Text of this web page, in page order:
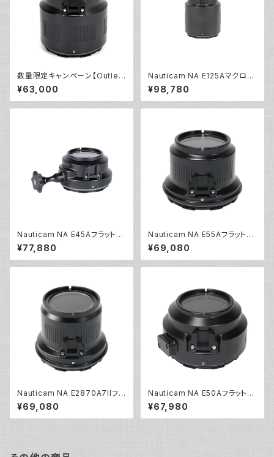
数量限定キャンペーン【Outlet/
展示使用品】Nauticam NA E1
05Aマクロポート [20776]
¥63,000
Nauticam NA E125Aマクロポ
ート [21743]
¥98,780
Nauticam NA E45Aフラットポ
ートMF [21265]
¥77,880
Nauticam NA E55Aフラットポ
ート [20716]
¥69,080
Nauticam NA E2870A7IIフラ
ットポート [20734]
¥69,080
Nauticam NA E50Aフラットポ
ート [21435]
¥67,980